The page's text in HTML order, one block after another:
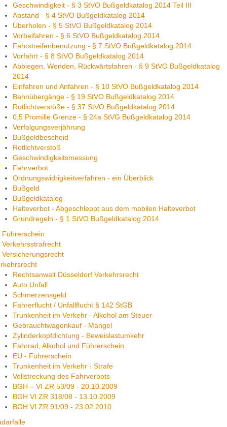
Geschwindigkeit - § 3 StVO Bußgeldkatalog 2014 Teil III
Abstand - § 4 StVO Bußgeldkatalog 2014
Überholen - § 5 StVO Bußgeldkatalog 2014
Vorbeifahren - § 6 StVO Bußgeldkatalog 2014
Fahrstreifenbenutzung - § 7 StVO Bußgeldkatalog 2014
Vorfahrt - § 8 StVO Bußgeldkatalog 2014
Abbiegen, Wenden, Rückwärtsfahren - § 9 StVO Bußgeldkatalog
2014
Einfahren und Anfahren - § 10 StVO Bußgeldkatalog 2014
Bahnübergänge - § 19 StVO Bußgeldkatalog 2014
Rotlichtverstöße - § 37 StVO Bußgeldkatalog 2014
0,5 Promille Grenze - § 24a StVG Bußgeldkatalog 2014
Verfolgungsverjährung
Bußgeldbescheid
Rotlichtverstoß
Geschwindigkeitsmessung
Fahrverbot
Ordnungswidrigkeitverfahren - ein Überblick
Bußgeld
Bußgeldkatalog
Halteverbot - Abgeschleppt aus dem mobilen Halteverbot
Grundregeln - § 1 StVO Bußgeldkatalog 2014
Führerschein
Verkehrsstrafrecht
Versicherungsrecht
Rechtsanwalt Düsseldorf Verkehrsrecht
Auto Unfall
Schmerzensgeld
Fahrerflucht / Unfallflucht § 142 StGB
Trunkenheit im Verkehr - Alkohol am Steuer
Gebrauchtwagenkauf - Mangel
Zylinderkopfdichtung - Beweislastumkehr
Fahrrad, Alkohol und Führerschein
EU - Führerschein
Trunkenheit im Verkehr - Strafe
Vollstreckung des Fahrverbots
BGH – VI ZR 53/09 - 20.10.2009
BGH VI ZR 318/08 - 13.10.2009
BGH VI ZR 91/09 - 23.02.2010